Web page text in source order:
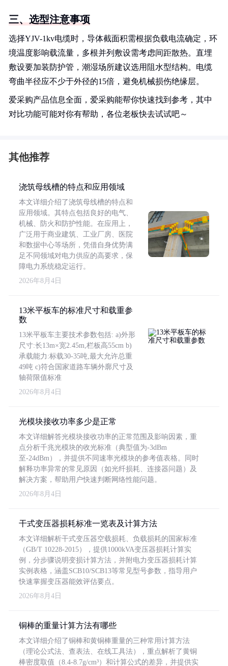
三、选型注意事项
选择YJV-1kv电缆时，导体截面积需根据负载电流确定，环
境温度影响载流量，多根并列敷设需考虑间距散热。直埋
敷设要加装防护管，潮湿场所建议选用阻水型结构。电缆
弯曲半径应不少于外径的15倍，避免机械损伤绝缘层。
爱采购产品信息全面，爱采购能帮你快速找到参考，其中
对比功能可能对你有帮助，各位老板快去试试吧～
其他推荐
浇筑母线槽的特点和应用领域
本文详细介绍了浇筑母线槽的特点和
应用领域。其特点包括良好的电气、
机械、防火和防护性能。在应用上，
广泛用于商业建筑、工业厂房、医院
和数据中心等场所，凭借自身优势满
足不同领域对电力供应的高要求，保
障电力系统稳定运行。
2026年8月4日
13米平板车的标准尺寸和载重参
数
13米平板车主要技术参数包括: a)外形
尺寸:长13m×宽2.45m,栏板高55cm b)
承载能力:标载30-35吨,最大允许总重
49吨 c)符合国家道路车辆外廓尺寸及
轴荷限值标准
2026年8月4日
光模块接收功率多少是正常
本文详细解答光模块接收功率的正常范围及影响因素，重
点分析千兆光模块的收光标准（典型值为-3dBm
至-24dBm），并提供不同速率光模块的参考值表格。同时
解释功率异常的常见原因（如光纤损耗、连接器问题）及
解决方案，帮助用户快速判断网络性能问题。
2026年8月4日
干式变压器损耗标准一览表及计算方法
本文详细解析干式变压器空载损耗、负载损耗的国家标准
（GB/T 10228-2015），提供1000kVA变压器损耗计算实
例，分步骤说明变损计算方法，并附电力变压器损耗计算
实例表格，涵盖SCB10/SCB13等常见型号参数，指导用户
快速掌握变压器能效评估要点。
2026年8月4日
铜棒的重量计算方法有哪些
本文详细介绍了铜棒和黄铜棒重量的三种常用计算方法
（理论公式法、查表法、在线工具法），重点解析了黄铜
棒密度取值（8.4-8.7g/cm³）和计算公式的差异，并提供实